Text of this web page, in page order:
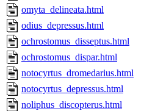
omyta_delineata.html
odius_depressus.html
ochrostomus_disseptus.html
ochrostomus_dispar.html
notocyrtus_dromedarius.html
notocyrtus_depressus.html
noliphus_discopterus.html